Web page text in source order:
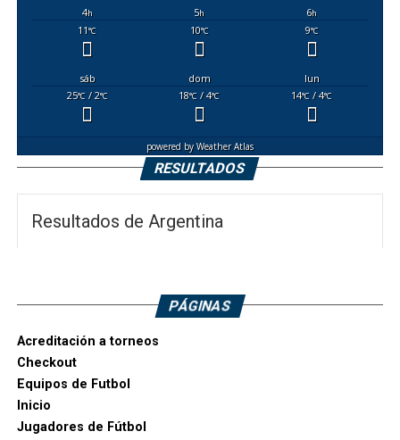
4h 5h 6h
11°C 10°C 9°C
sáb dom
lun
25°C/ 2°C 18°C / 4°C 14°C / 4°C
powered byWeather Atlas
RESULTADOS
Resultados de Argentina
PÁGINAS
Acreditación a torneos
Checkout
Equipos de Futbol
Inicio
Jugadores de Fútbol